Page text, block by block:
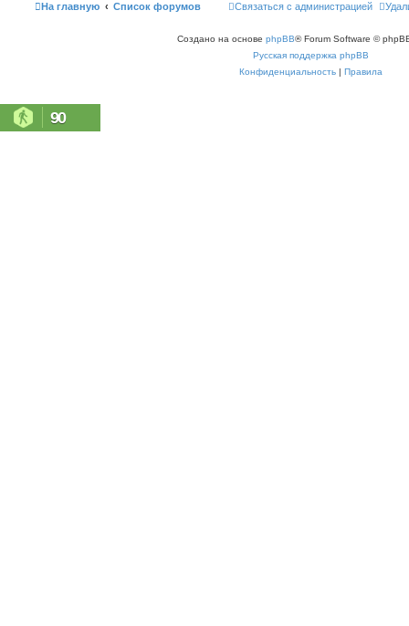
На главную Список форумов Связаться с администрацией
Создано на основе phpBB® Forum Software ©
Русская поддержка phpBB
Конфиденциальность | Правила
90